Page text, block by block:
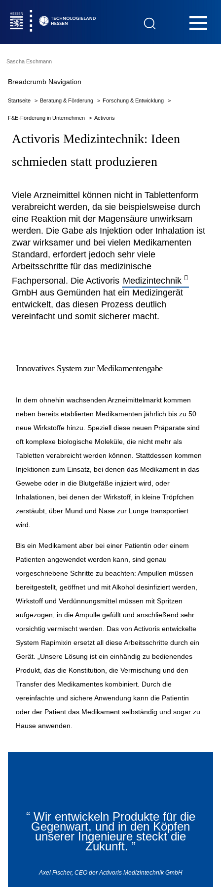
Startseite
Das Technologieland
Innovationsfelder
Beratung & Förderung
Netzwerke
Sascha Eschmann
Breadcrumb Navigation
Startseite Beratung & Förderung Forschung & Entwicklung
F&E-Förderung in Unternehmen Activoris
Activoris Medizintechnik: Ideen
schmieden statt produzieren
Viele Arzneimittel können nicht in Tablettenform
verabreicht werden, da sie beispielsweise durch
eine Reaktion mit der Magensäure unwirksam
werden. Die Gabe als Injektion oder Inhalation ist
zwar wirksamer und bei vielen Medikamenten
Standard, erfordert jedoch sehr viele
Arbeitsschritte für das medizinische
Fachpersonal. Die Activoris Medizintechnik
GmbH aus Gemünden hat ein Medizingerät
entwickelt, das diesen Prozess deutlich
vereinfacht und somit sicherer macht.
Innovatives System zur Medikamentengabe
In dem ohnehin wachsenden Arzneimittelmarkt kommen
neben bereits etablierten Medikamenten jährlich bis zu 50
neue Wirkstoffe hinzu. Speziell diese neuen Präparate sind
oft komplexe biologische Moleküle, die nicht mehr als
Tabletten verabreicht werden können. Stattdessen kommen
Injektionen zum Einsatz, bei denen das Medikament in das
Gewebe oder in die Blutgefäße injiziert wird, oder
Inhalationen, bei denen der Wirkstoff, in kleine Tröpfchen
zerstäubt, über Mund und Nase zur Lunge transportiert
wird.
Bis ein Medikament aber bei einer Patientin oder einem
Patienten angewendet werden kann, sind genau
vorgeschriebene Schritte zu beachten: Ampullen müssen
bereitgestellt, geöffnet und mit Alkohol desinfiziert werden,
Wirkstoff und Verdünnungsmittel müssen mit Spritzen
aufgezogen, in die Ampulle gefüllt und anschließend sehr
vorsichtig vermischt werden. Das von Activoris entwickelte
System Rapimixin ersetzt all diese Arbeitsschritte durch ein
Gerät. „Unsere Lösung ist ein einhändig zu bedienendes
Produkt, das die Konstitution, die Vermischung und den
Transfer des Medikamentes kombiniert. Durch die
vereinfachte und sichere Anwendung kann die Patientin
oder der Patient das Medikament selbständig und sogar zu
Hause anwenden.
“ Wir entwickeln Produkte für die
Gegenwart, und in den Köpfen
unserer Ingenieure steckt die
Zukunft. ”
Axel Fischer, CEO der Activoris Medizintechnik GmbH
Sascha Eschmann